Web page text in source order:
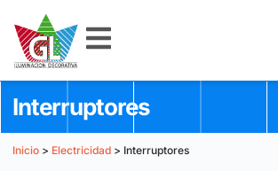
Interruptores
Inicio > Electricidad > Interruptores